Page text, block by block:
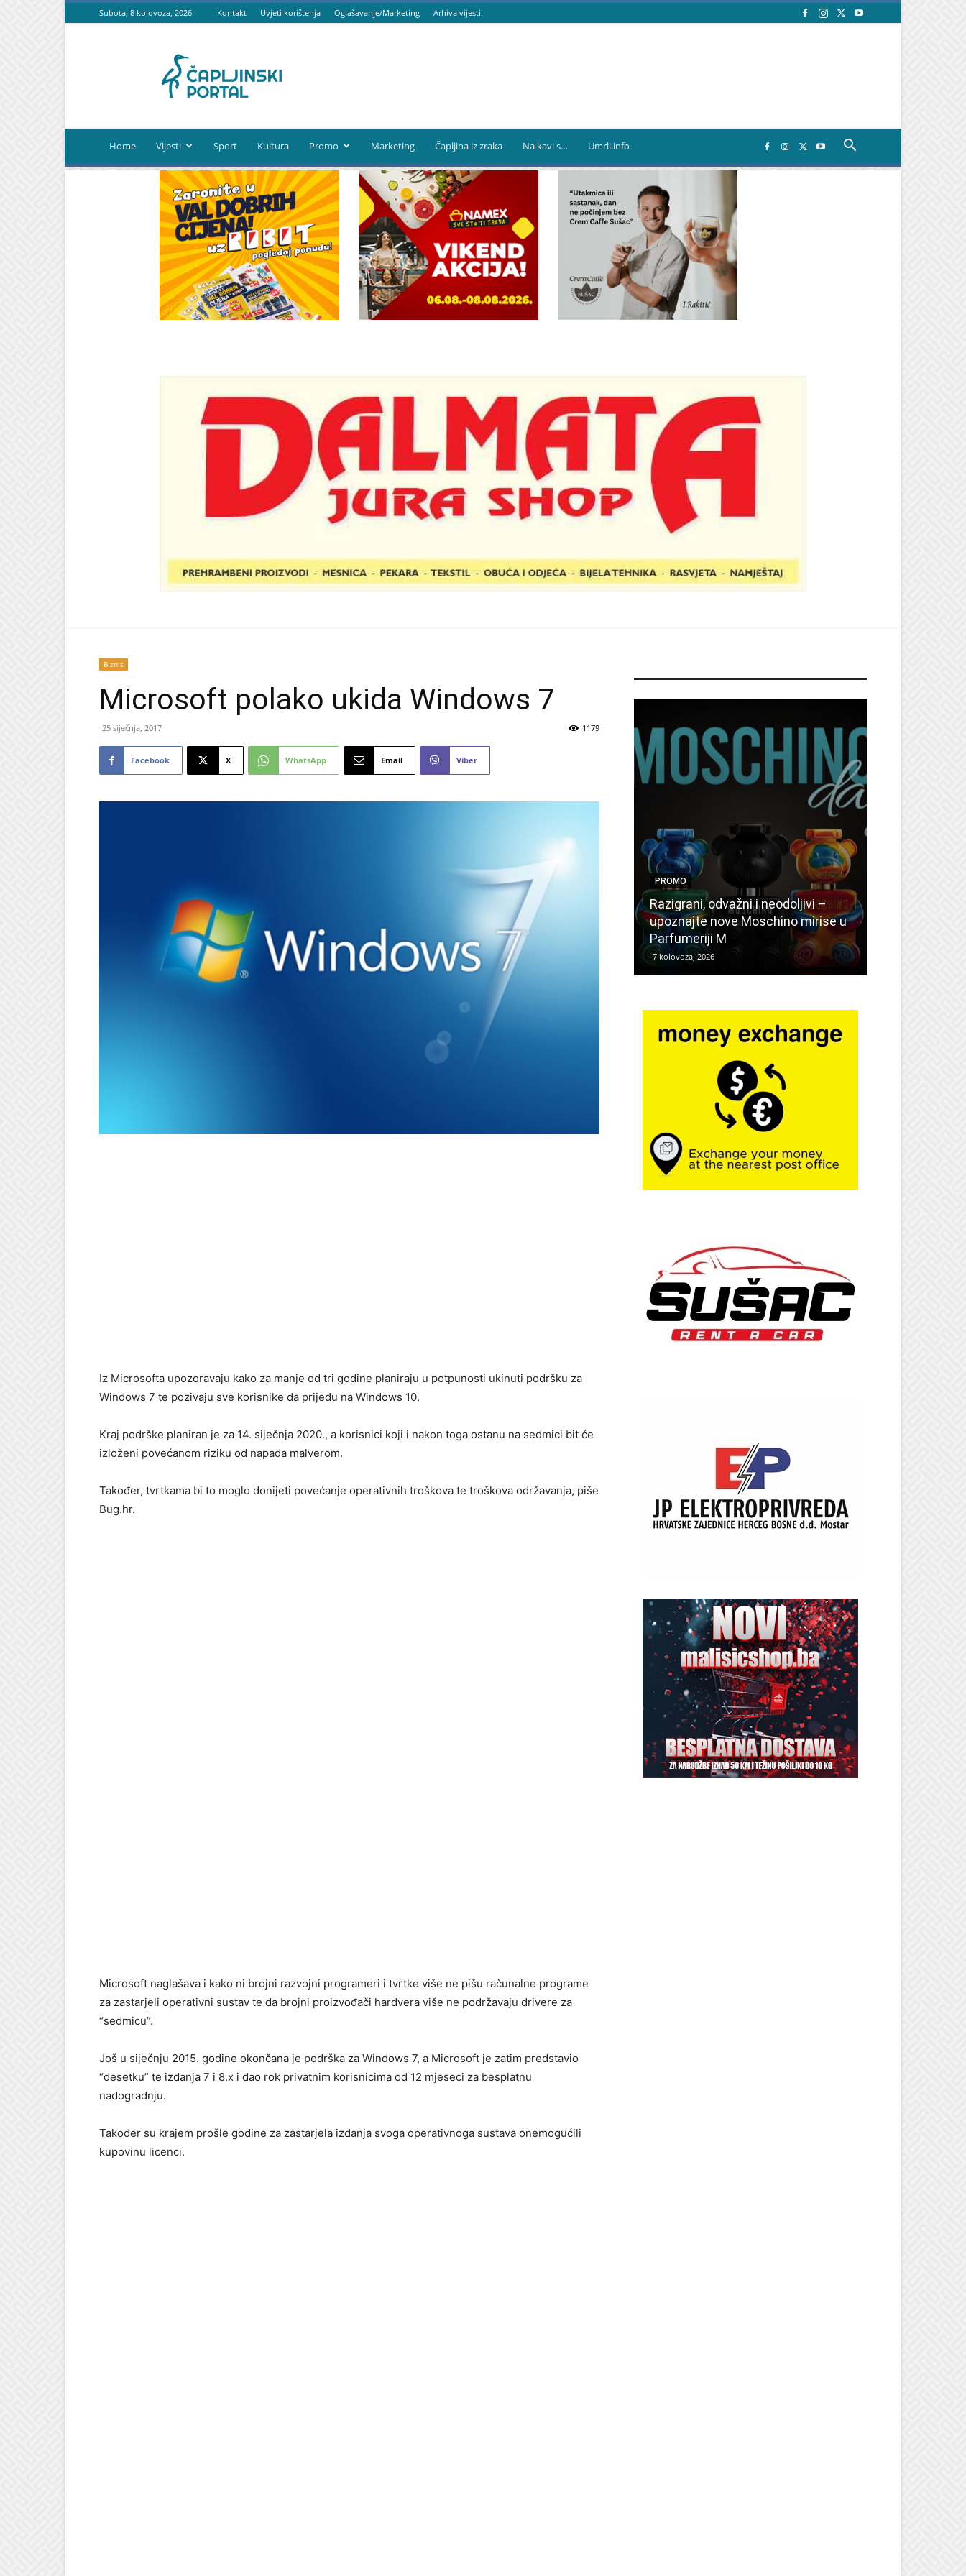
Subota, 8 kolovoza, 2026 Kontakt Uvjeti korištenja Oglašavanje/Marketing Arhiva vijesti
portal
Home Vijesti Sport Kultura Promo Marketing Čapljina iz zraka Na kavi s… Umrli.info
Biznis
Microsoft polako ukida Windows 7
25 siječnja, 2017 1179
Facebook X WhatsApp Email Viber
Iz Microsofta upozoravaju kako za manje od tri godine planiraju u potpunosti ukinuti podršku za
Windows 7 te pozivaju sve korisnike da prijeđu na Windows 10.
Kraj podrške planiran je za 14. siječnja 2020., a korisnici koji i nakon toga ostanu na sedmici bit će
izloženi povećanom riziku od napada malverom.
Također, tvrtkama bi to moglo donijeti povećanje operativnih troškova te troškova održavanja, piše
Bug.hr.
Microsoft naglašava i kako ni brojni razvojni programeri i tvrtke više ne pišu računalne programe
za zastarjeli operativni sustav te da brojni proizvođači hardvera više ne podržavaju drivere za
“sedmicu”.
Još u siječnju 2015. godine okončana je podrška za Windows 7, a Microsoft je zatim predstavio
“desetku” te izdanja 7 i 8.x i dao rok privatnim korisnicima od 12 mjeseci za besplatnu
nadogradnju.
Također su krajem prošle godine za zastarjela izdanja svoga operativnoga sustava onemogućili
kupovinu licenci.
PROMO
Razigrani, odvažni i neodoljivi –
upoznajte nove Moschino mirise u
Parfumeriji M
7 kolovoza, 2026